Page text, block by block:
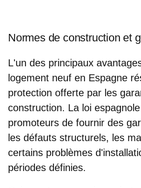
Normes de construction et
L'un des principaux
logement neuf en Espagne
protection offerte par les
construction. La loi
promoteurs de fournir des
les défauts structurels, les
certains problèmes
périodes définies.